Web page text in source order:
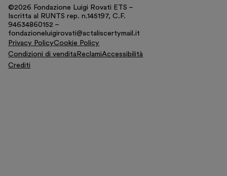
©2026 Fondazione Luigi Rovati ETS –
Iscritta al RUNTS rep. n.145197, C.F.
94634860152 –
fondazioneluigirovati@actaliscertymail.it
Privacy PolicyCookie Policy
Condizioni di venditaReclamiAccessibilità
Crediti